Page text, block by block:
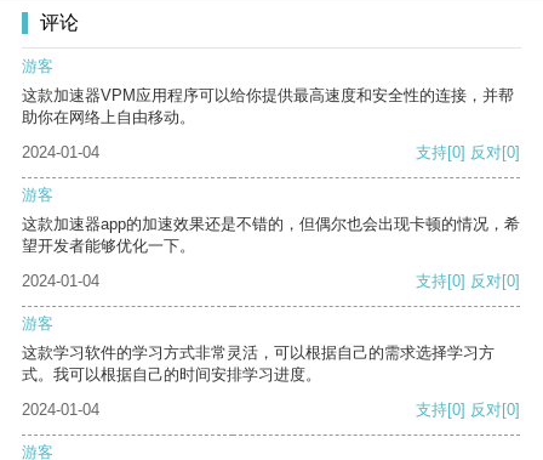
评论
游客
这款加速器VPM应用程序可以给你提供最高速度和安全性的连接，并帮
助你在网络上自由移动。
2024-01-04
支持[0] 反对[0]
游客
这款加速器app的加速效果还是不错的，但偶尔也会出现卡顿的情况，希
望开发者能够优化一下。
2024-01-04
支持[0] 反对[0]
游客
这款学习软件的学习方式非常灵活，可以根据自己的需求选择学习方
式。我可以根据自己的时间安排学习进度。
2024-01-04
支持[0] 反对[0]
游客